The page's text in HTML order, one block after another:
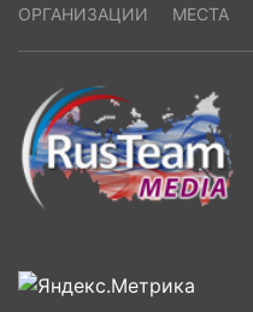
ОРГАНИЗАЦИИ
МЕСТА